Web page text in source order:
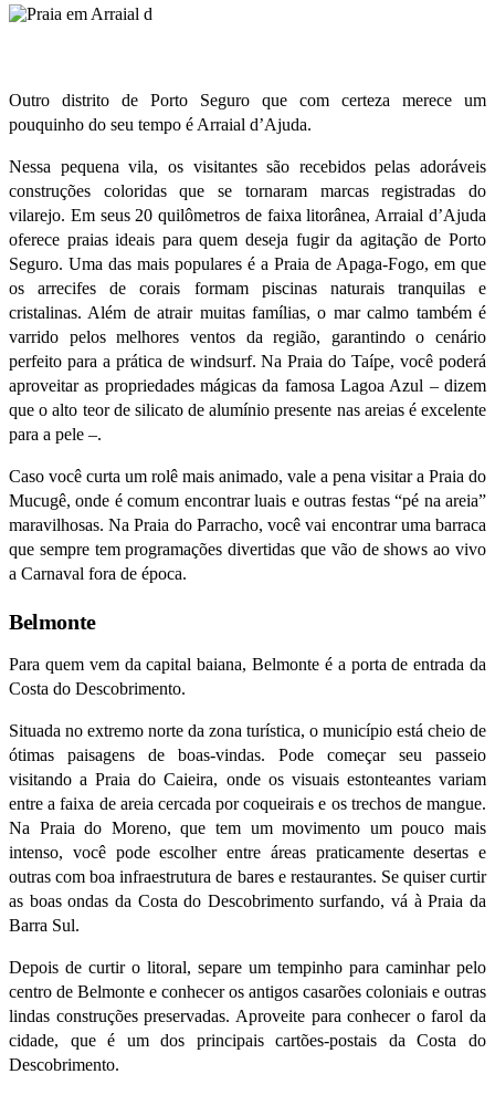
Outro distrito de Porto Seguro que com certeza merece um
pouquinho do seu tempo é Arraial d’Ajuda.
Nessa pequena vila, os visitantes são recebidos pelas adoráveis
construções coloridas que se tornaram marcas registradas do
vilarejo. Em seus 20 quilômetros de faixa litorânea, Arraial d’Ajuda
oferece praias ideais para quem deseja fugir da agitação de Porto
Seguro. Uma das mais populares é a Praia de Apaga-Fogo, em que
os arrecifes de corais formam piscinas naturais tranquilas e
cristalinas. Além de atrair muitas famílias, o mar calmo também é
varrido pelos melhores ventos da região, garantindo o cenário
perfeito para a prática de windsurf. Na Praia do Taípe, você poderá
aproveitar as propriedades mágicas da famosa Lagoa Azul – dizem
que o alto teor de silicato de alumínio presente nas areias é excelente
para a pele –.
Caso você curta um rolê mais animado, vale a pena visitar a Praia do
Mucugê, onde é comum encontrar luais e outras festas “pé na areia”
maravilhosas. Na Praia do Parracho, você vai encontrar uma barraca
que sempre tem programações divertidas que vão de shows ao vivo
a Carnaval fora de época.
Belmonte
Para quem vem da capital baiana, Belmonte é a porta de entrada da
Costa do Descobrimento.
Situada no extremo norte da zona turística, o município está cheio de
ótimas paisagens de boas-vindas. Pode começar seu passeio
visitando a Praia do Caieira, onde os visuais estonteantes variam
entre a faixa de areia cercada por coqueirais e os trechos de mangue.
Na Praia do Moreno, que tem um movimento um pouco mais
intenso, você pode escolher entre áreas praticamente desertas e
outras com boa infraestrutura de bares e restaurantes. Se quiser curtir
as boas ondas da Costa do Descobrimento surfando, vá à Praia da
Barra Sul.
Depois de curtir o litoral, separe um tempinho para caminhar pelo
centro de Belmonte e conhecer os antigos casarões coloniais e outras
lindas construções preservadas. Aproveite para conhecer o farol da
cidade, que é um dos principais cartões-postais da Costa do
Descobrimento.